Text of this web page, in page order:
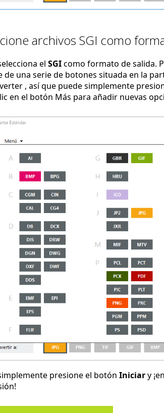
archivos SGI como
el SGIcomo formato de salida.
de una serie de botones situada en la
, así que puede simplemente
en el botón Más para añadir nuevas
presione el botón Iniciary